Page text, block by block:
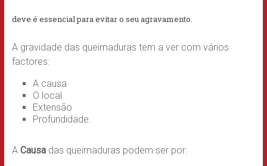
deve é essencial para evitar o seu agravamento.
A gravidade das queimaduras tem a ver com vários
factores:
A causa
O local
Extensão
Profundidade.
A Causadas queimaduras podem ser por: